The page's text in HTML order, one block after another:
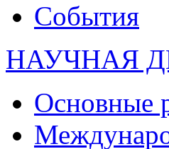
События
НАУЧНАЯ
Основные